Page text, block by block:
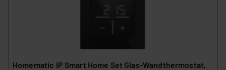
Homematic IP Smart Home Set Glas-Wandthermostat,